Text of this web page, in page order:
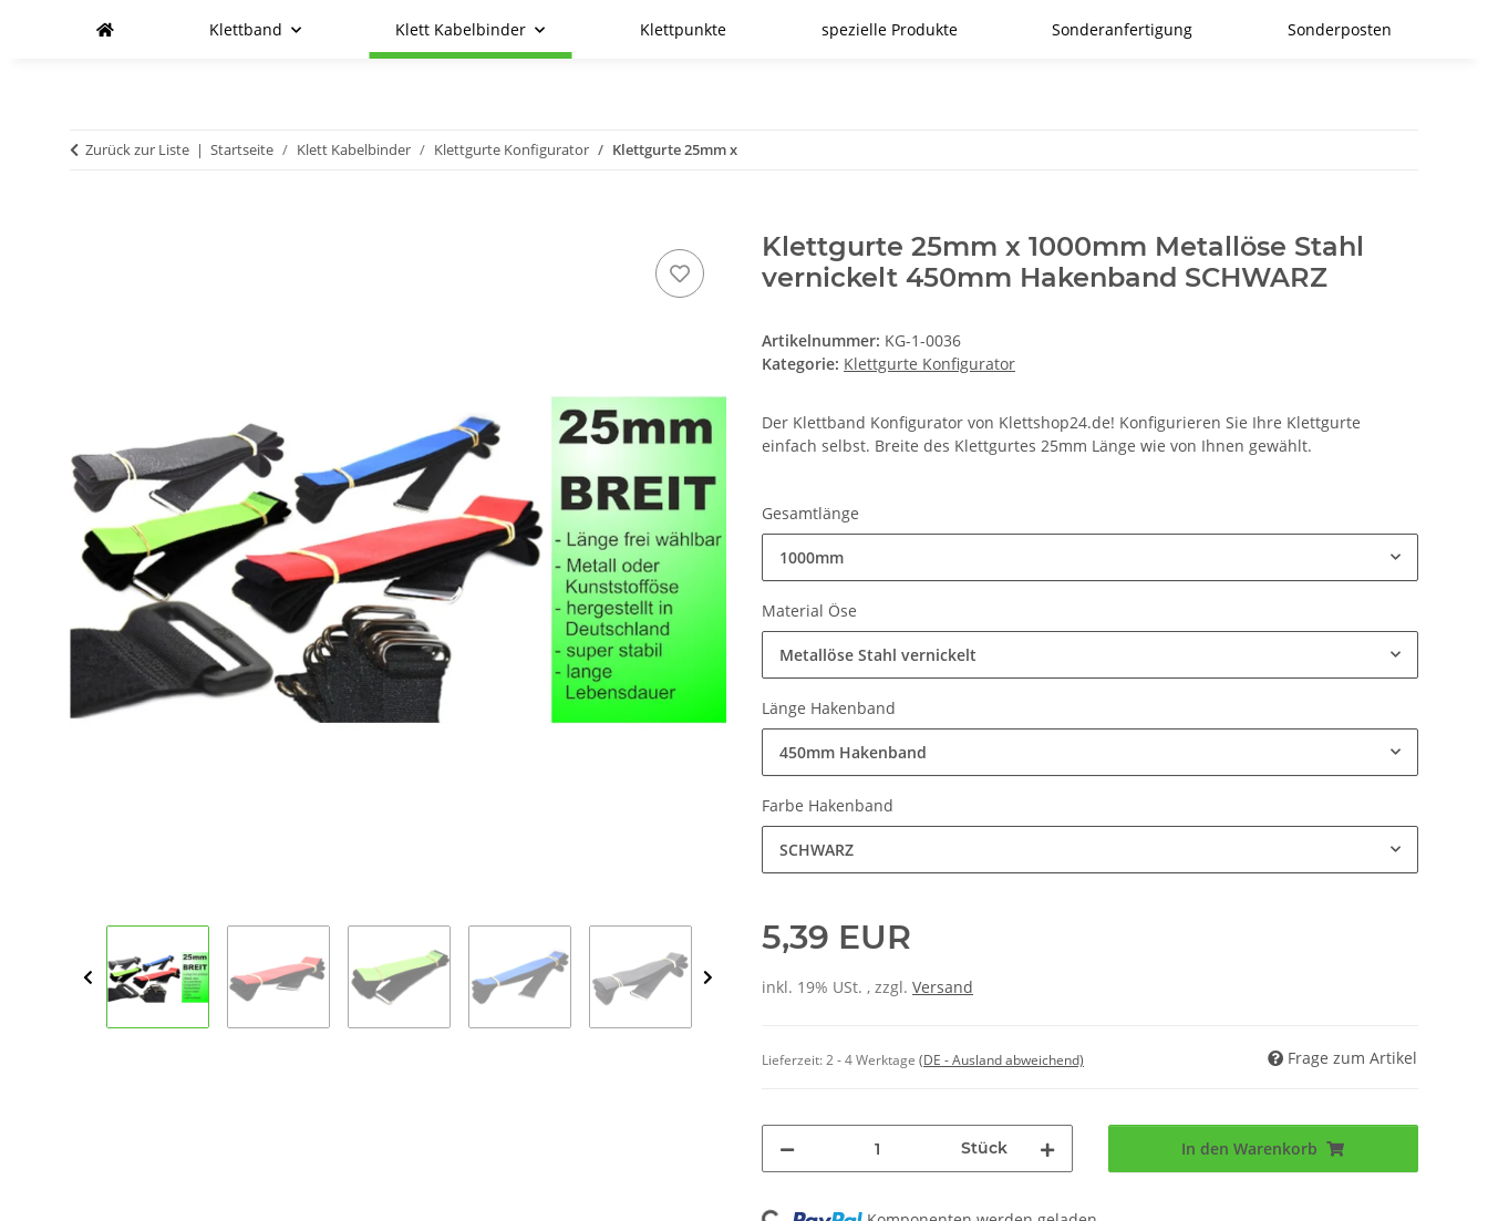
Klettband Klett Kabelbinder Klettpunkte spezielle Produkte Sonderanfertigung Sonderposten
Zurück zur Liste Startseite Klett Kabelbinder Klettgurte Konfigurator Klettgurte 25mm x
Klettgurte 25mm x 1000mm Metallöse Stahl
vernickelt 450mm Hakenband SCHWARZ
Artikelnummer: KG-1-0036
Kategorie: Klettgurte Konfigurator
Der Klettband Konfigurator von Klettshop24.de! Konfigurieren Sie Ihre Klettgurte
einfach selbst. Breite des Klettgurtes 25mm Länge wie von Ihnen gewählt.
Gesamtlänge
1000mm
Material Öse
Metallöse Stahl vernickelt
Länge Hakenband
450mm Hakenband
Farbe Hakenband
SCHWARZ
5,39 EUR
inkl. 19% USt. , zzgl. Versand
Lieferzeit:2 - 4 Werktage (DE - Ausland abweichend) Frage zum Artikel
Stück In den Warenkorb
Loading...